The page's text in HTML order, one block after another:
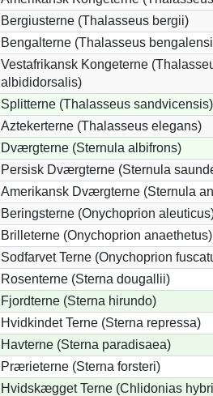
Bergiusterne (Thalasseus bergii)
Bengalterne (Thalasseus
Vestafrikansk Kongeterne
albididorsalis)
Splitterne (Thalasseus sandvicensis)
Aztekerterne (Thalasseus elegans)
Dværgterne (Sternula albifrons)
Persisk Dværgterne (Sternula
Amerikansk Dværgterne (Sternula
Beringsterne (Onychoprion
Brilleterne (Onychoprion anaethetus)
Sodfarvet Terne (Onychoprion
Rosenterne (Sterna dougallii)
Fjordterne (Sterna hirundo)
Hvidkindet Terne (Sterna repressa)
Havterne (Sterna paradisaea)
Prærieterne (Sterna forsteri)
Hvidskægget Terne (Chlidonias